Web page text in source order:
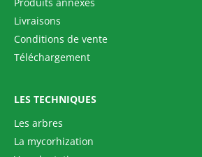
Livraisons
Conditions de vente
Téléchargement
LES TECHNIQUES
Les arbres
La mycorhization